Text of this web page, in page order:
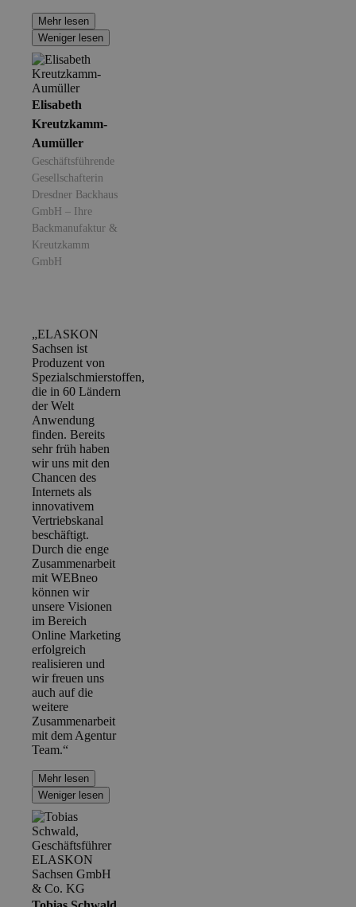
Mehr lesen
Weniger lesen
Elisabeth
Kreutzkamm-
Aumüller
Geschäftsführende
Gesellschafterin
Dresdner Backhaus
GmbH – Ihre
Backmanufaktur &
Kreutzkamm
GmbH
„ELASKON
Sachsen ist
Produzent von
Spezialschmierstoffen,
die in 60 Ländern
der Welt
Anwendung
finden. Bereits
sehr früh haben
wir uns mit den
Chancen des
Internets als
innovativem
Vertriebskanal
beschäftigt.
Durch die enge
Zusammenarbeit
mit WEBneo
können wir
unsere Visionen
im Bereich
Online Marketing
erfolgreich
realisieren und
wir freuen uns
auch auf die
weitere
Zusammenarbeit
mit dem Agentur
Team.“
Mehr lesen
Weniger lesen